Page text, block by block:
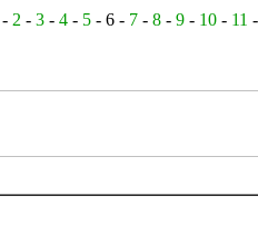
- 2 -3 -4 - 5 - 6 - 7 -8 -9 - 10 - 11